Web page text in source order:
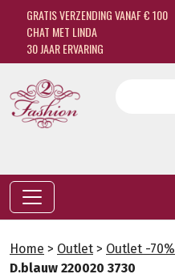
GRATIS VERZENDING VANAF € 100
CHAT MET LINDA
30 JAAR ERVARING
Home > Outlet > Outlet -70%
D.blauw 220020 3730